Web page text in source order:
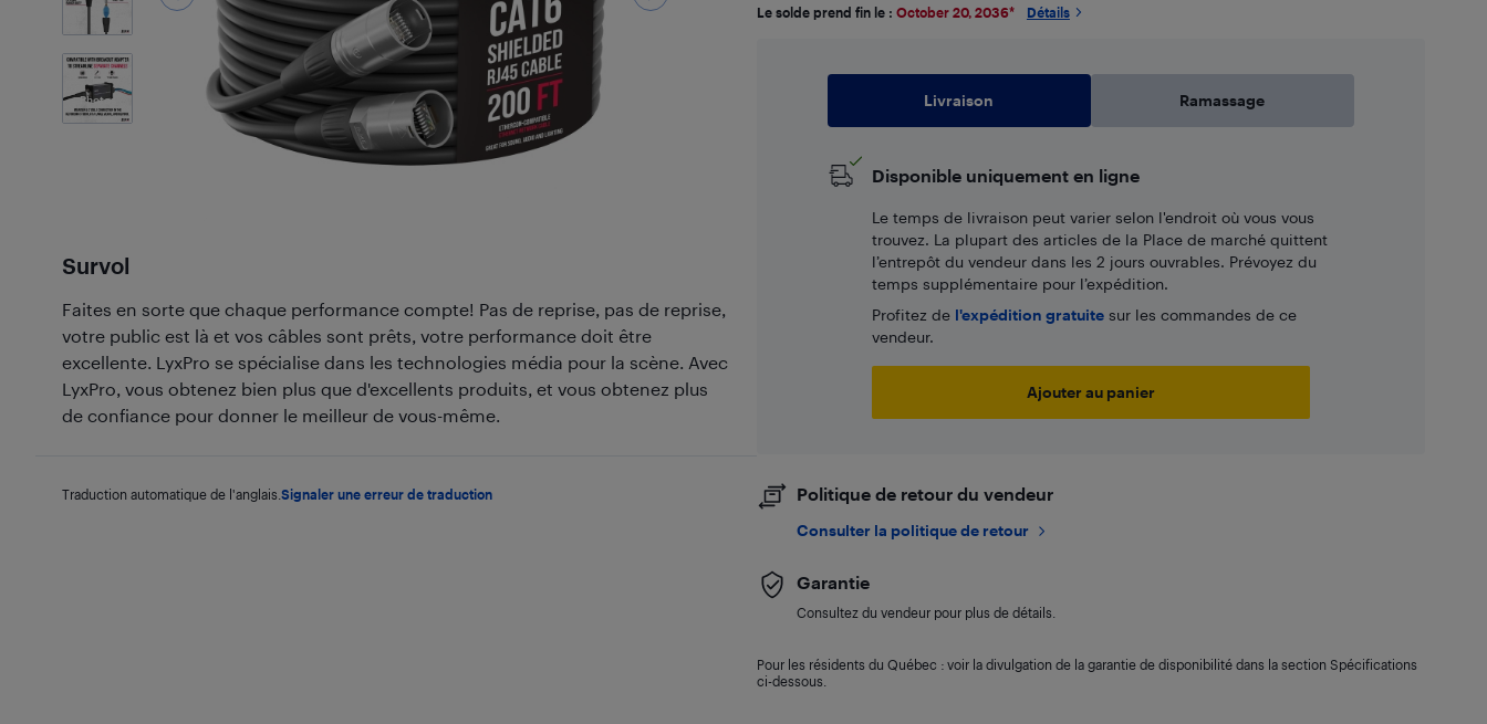
5
Photos
Survol
Faites en sorte que chaque performance compte! Pas de reprise, pas de reprise,
votre public est là et vos câbles sont prêts, votre performance doit être
excellente. LyxPro se spécialise dans les technologies média pour la scène. Avec
LyxPro, vous obtenez bien plus que d'excellents produits, et vous obtenez plus
de confiance pour donner le meilleur de vous-même.
Traduction automatique de l'anglais. Signaler une erreur de traduction
Le solde prend fin le : October 20, 2036* Détails
Livraison Ramassage
Disponible uniquement en ligne
Le temps de livraison peut varier selon l'endroit où vous vous
trouvez. La plupart des articles de la Place de marché quittent
l’entrepôt du vendeur dans les 2 jours ouvrables. Prévoyez du
temps supplémentaire pour l’expédition.
Profitez de l'expédition gratuitesur les commandes de ce
vendeur.
Ajouter au panier
Politique de retour du vendeur
Consulter la politique de retour
Garantie
Consultez du vendeur pour plus de détails.
Pour les résidents du Québec : voir la divulgation de la garantie de disponibilité dans la section Spécifications
ci-dessous.